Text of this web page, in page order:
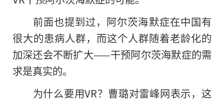
前面也提到过，阿尔茨海默症在中国有
很大的患病人群，而这个人群随着老龄化的
加深还会不断扩大——干预阿尔茨海默症的需
求是真实的。
为什么要用VR？曹璐对雷峰网表示，这